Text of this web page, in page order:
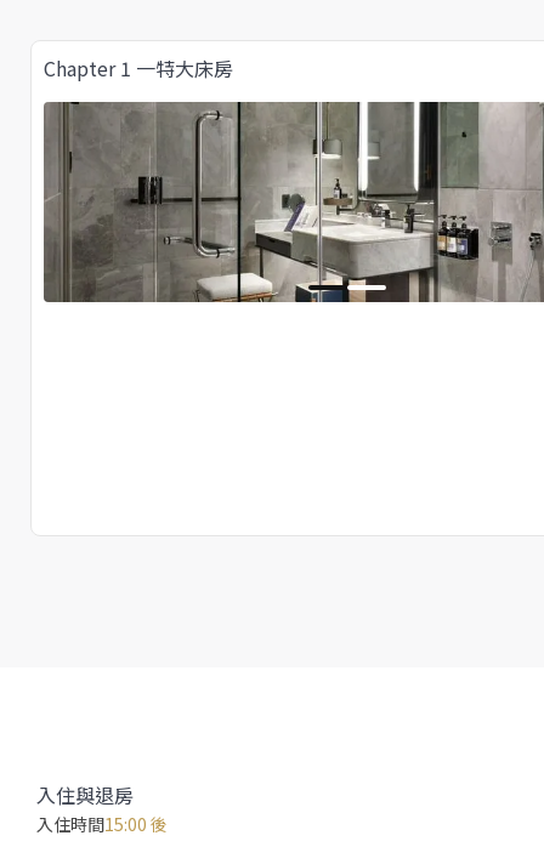
Chapter 1 一特大床房
入住與退房
入住時間15:00 後